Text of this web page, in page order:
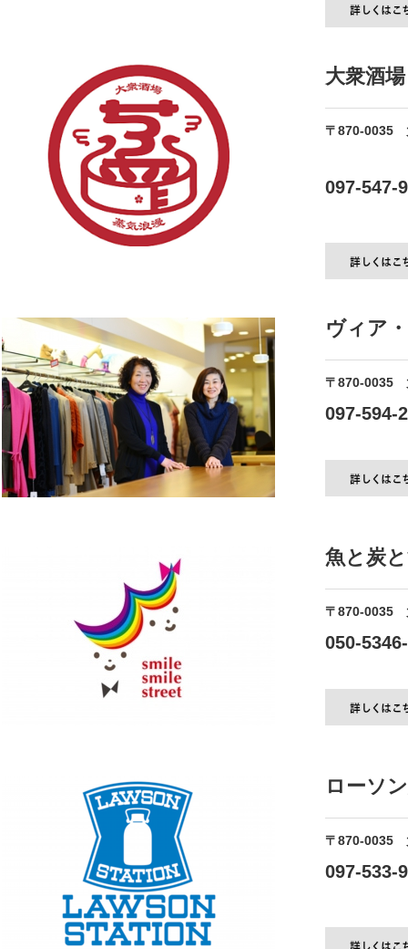
大衆酒
〒870-0035
097-547-
ヴィア
〒870-0035
097-594-
魚と炭
〒870-0035
050-
ローソ
〒870-0035
097-533-